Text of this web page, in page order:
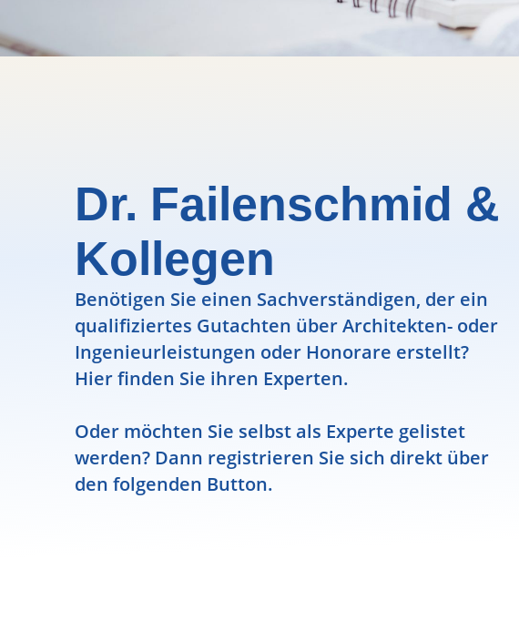
Dr. Failenschmid &
Kollegen
Benötigen Sie einen Sachverständigen, der ein
qualifiziertes Gutachten über Architekten- oder
Ingenieurleistungen oder Honorare erstellt?
Hier finden Sie ihren Experten.
Oder möchten Sie selbst als Experte gelistet
werden? Dann registrieren Sie sich direkt über
den folgenden Button.